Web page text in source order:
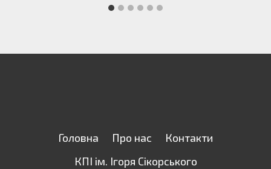
Головна Про нас
Контакти
КПІ ім. Ігоря Сікорського